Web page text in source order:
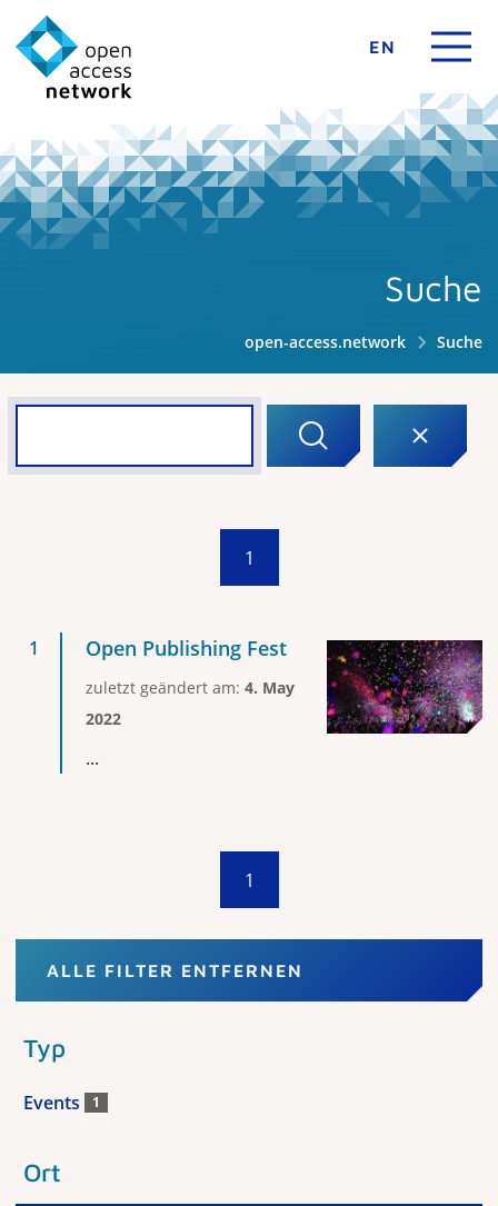
EN
Suche
open-access.network Suche
1
Open Publishing Fest
zuletzt geändert am: 4. May
2022
...
1
ALLE FILTER ENTFERNEN
Typ
Events 1
Ort